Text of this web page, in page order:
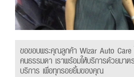
ขอขอบพระคุณลูกค้า Wizar Auto Care
คนธรรมดา เราพร้อมให้บริการด้วยมา
บริการ เพื่อทุกรอยยิ้มของคุณ